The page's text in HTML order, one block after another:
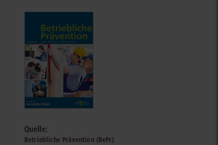
Quelle:
Betriebliche Prävention (BePr)